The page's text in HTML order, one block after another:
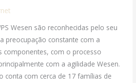
Wesen são reconhecidas pelo seu
preocupação constante com a
componentes, com o processo
com a agilidade Wesen.
conta com cerca de 17 famílias de